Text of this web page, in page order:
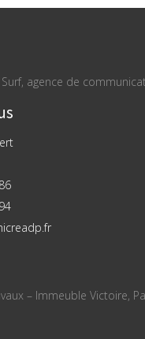
Surf, agence de
– Immeuble Victoire,